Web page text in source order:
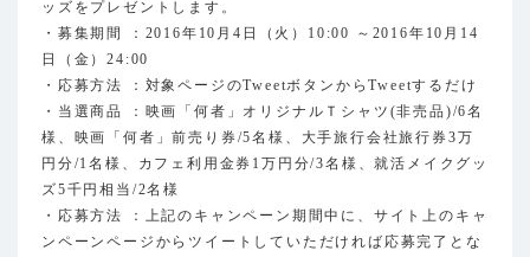
ッズをプレゼントします。
・募集期間 ：2016年10月4日（火）10:00 ～2016年10月14
日（金）24:00
・応募方法 ：対象ページのTweetボタンからTweetするだけ
・当選商品 ：映画「何者」オリジナルＴシャツ(非売品)/6名
様、映画「何者」前売り券/5名様、大手旅行会社旅行券3万
円分/1名様、カフェ利用金券1万円分/3名様、就活メイクグッ
ズ5千円相当/2名様
・応募方法 ：上記のキャンペーン期間中に、サイト上のキャ
ンペーンページからツイートしていただければ応募完了とな